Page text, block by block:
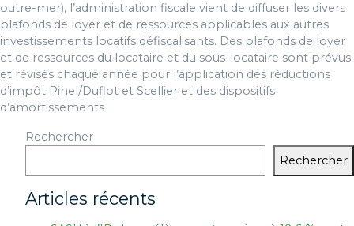
outre-mer), l’administration fiscale vient de diffuser les divers
plafonds de loyer et de ressources applicables aux autres
investissements locatifs défiscalisants. Des plafonds de loyer
et de ressources du locataire et du sous-locataire sont prévus
et révisés chaque année pour l’application des réductions
d’impôt Pinel/Duflot et Scellier et des dispositifs
d’amortissements
Rechercher
Rechercher
Articles récents